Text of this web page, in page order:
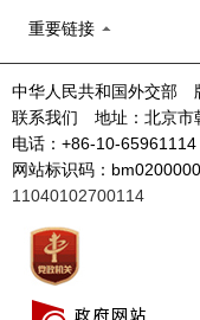
重要链接
中华人民共和国外交部
联系我们 地址：北京
电话：+86-10-65961114
网站标识码：
11040102700114